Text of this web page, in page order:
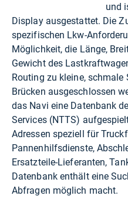
und
Display ausgestattet. Die
spezifischen Lkw-
Möglichkeit, die Länge,
Gewicht des
Routing zu kleine, schmale
Brücken ausgeschlossen
das Navi eine Datenbank
Services (NTTS)
Adressen speziell für
Pannenhilfsdienste,
Ersatzteile-Lieferanten,
Datenbank enthält eine
Abfragen möglich macht.